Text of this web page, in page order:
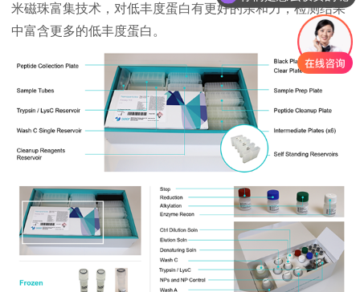
米磁珠富集技术，对低丰度蛋白有更好的亲和力，检测结果
中富含更多的低丰度蛋白。